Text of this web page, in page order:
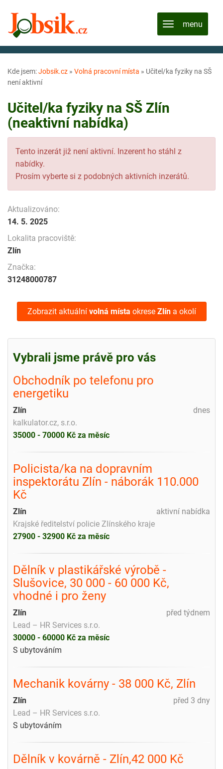
Kde jsem:Jobsik.cz » Volná pracovní místa » Učitel/ka fyziky na SŠ
není aktivní
Učitel/ka fyziky na SŠ Zlín
(neaktivní nabídka)
Tento inzerát již není aktivní. Inzerent ho stáhl z
nabídky.
Prosím vyberte si z podobných aktivních inzerátů.
Aktualizováno:
14. 5. 2025
Lokalita pracoviště:
Zlín
Značka:
31248000787
Zobrazit aktuální volná místa okrese Zlína okolí
Vybrali jsme právě pro vás
Obchodník po telefonu pro
energetiku
dnes
Zlín
kalkulator.cz, s.r.o.
35000 - 70000 Kč za měsíc
Policista/ka na dopravním
inspektorátu Zlín - náborák 110.000
Kč
aktivní nabídka
Zlín
Krajské ředitelství policie Zlínského kraje
27900 - 32900 Kč za měsíc
Dělník v plastikářské výrobě -
Slušovice, 30 000 - 60 000 Kč,
vhodné i pro ženy
před týdnem
Zlín
Lead – HR Services s.r.o.
30000 - 60000 Kč za měsíc
S ubytováním
Mechanik kovárny - 38 000 Kč, Zlín
před 3 dny
Zlín
Lead – HR Services s.r.o.
S ubytováním
Dělník v kovárně - Zlín,42 000 Kč